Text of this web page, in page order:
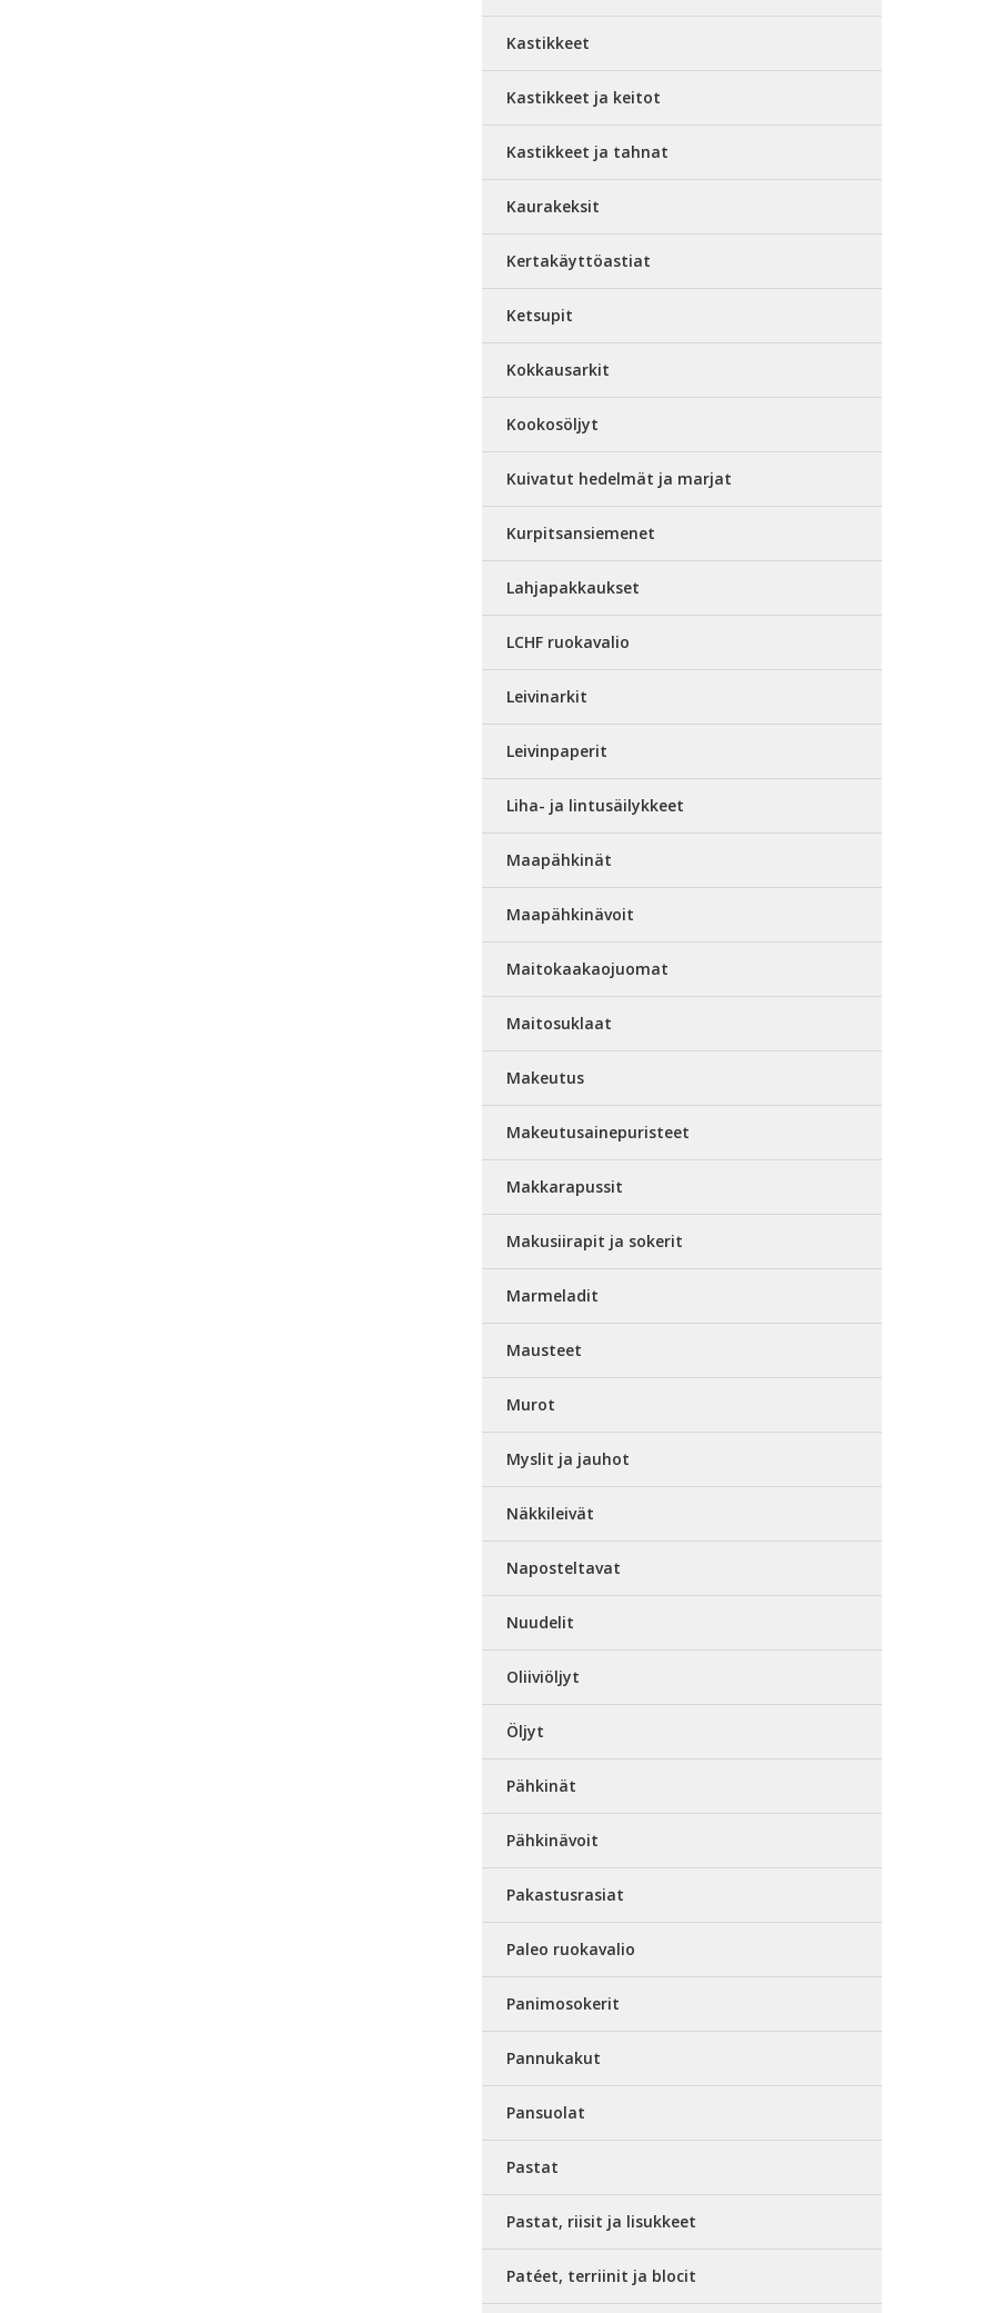
Kastikkeet
Kastikkeet ja keitot
Kastikkeet ja tahnat
Kaurakeksit
Kertakäyttöastiat
Ketsupit
Kokkausarkit
Kookosöljyt
Kuivatut hedelmät ja marjat
Kurpitsansiemenet
Lahjapakkaukset
LCHF ruokavalio
Leivinarkit
Leivinpaperit
Liha- ja lintusäilykkeet
Maapähkinät
Maapähkinävoit
Maitokaakaojuomat
Maitosuklaat
Makeutus
Makeutusainepuristeet
Makkarapussit
Makusiirapit ja sokerit
Marmeladit
Mausteet
Murot
Myslit ja jauhot
Näkkileivät
Naposteltavat
Nuudelit
Oliiviöljyt
Öljyt
Pähkinät
Pähkinävoit
Pakastusrasiat
Paleo ruokavalio
Panimosokerit
Pannukakut
Pansuolat
Pastat
Pastat, riisit ja lisukkeet
Patéet, terriinit ja blocit